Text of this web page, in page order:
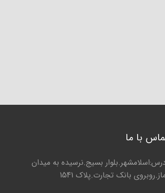
با ما
بسیج.نرسیده به میدان
بانک تجارت.پلاک 1541